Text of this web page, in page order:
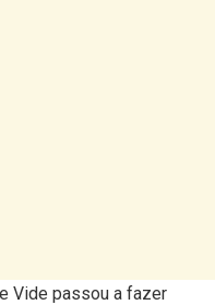
Vide passou a fazer